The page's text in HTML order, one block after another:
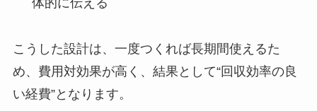
体的に伝える
こうした設計は、一度つくれば長期間使えるた
め、費用対効果が高く、結果として“回収効率の良
い経費”となります。